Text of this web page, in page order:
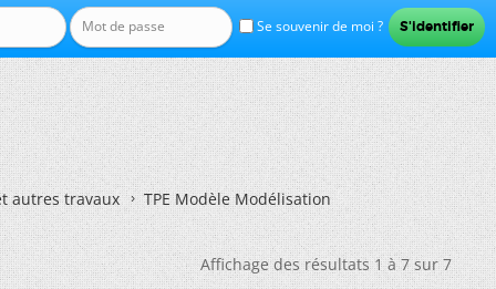
Se souvenir de moi ?
autres travaux TPE Modèle Modélisation
Affichage des résultats 1 à 7 sur 7